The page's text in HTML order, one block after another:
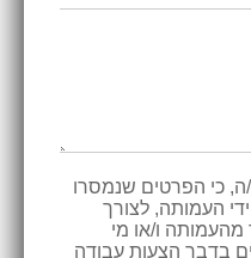
כי הפרטים שנמסרו
ידי העמותה, לצורך
מהעמותה ו/או מי
בדבר הצעות עבודה